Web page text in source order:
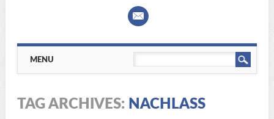
Main menu
MENU
TAG ARCHIVES: NACHLASS